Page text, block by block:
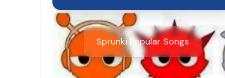
Sprunki Popular Songs